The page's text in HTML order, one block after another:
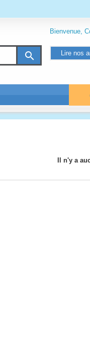
Bienvenue,
search Lire nos
Il n'y a